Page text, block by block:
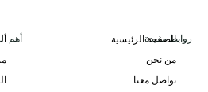
GLTB-011
روابط مفيدة
الصفحة الرئيسية
من نحن
تواصل معنا
أهم